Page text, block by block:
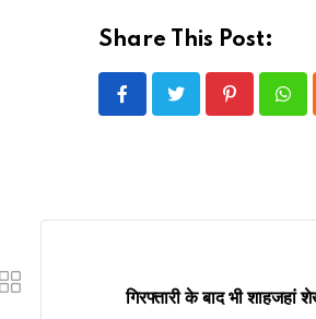
Share This Post:
Pinterest
गिरफ्तारी के बाद भी